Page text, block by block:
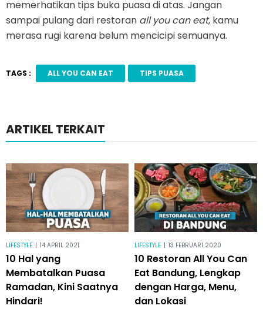
memerhatikan tips buka puasa di atas. Jangan
sampai pulang dari restoran all you can eat, kamu
merasa rugi karena belum mencicipi semuanya.
TAGS : ALL YOU CAN EAT TIPS PUASA
ARTIKEL TERKAIT
LIFESTYLE | 14 APRIL 2021
10 Hal yang
Membatalkan Puasa
Ramadan, Kini Saatnya
Hindari!
LIFESTYLE | 13 FEBRUARI 2020
10 Restoran All You Can
Eat Bandung, Lengkap
dengan Harga, Menu,
dan Lokasi